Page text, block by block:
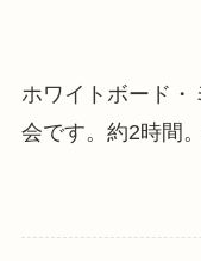
ホワイトボード
会です。 約2時間